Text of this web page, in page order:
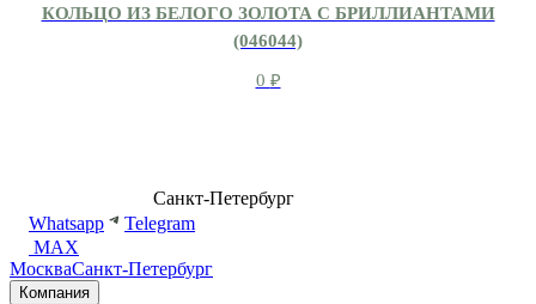
КОЛЬЦО ИЗ БЕЛОГО ЗОЛОТА С БРИЛЛИАНТАМИ
(046044)
0 ₽
Санкт-Петербург
Whatsapp
Telegram
MAX
МоскваСанкт-Петербург
Компания